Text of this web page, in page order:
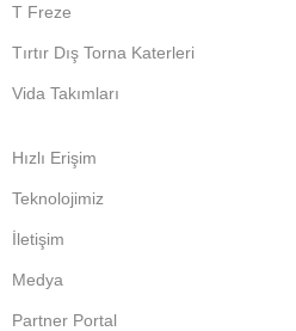
T Freze
Tırtır Dış Torna Katerleri
Vida Takımları
Hızlı Erişim
Teknolojimiz
İletişim
Medya
Partner Portal